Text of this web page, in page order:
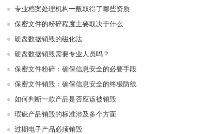
专业档案处理机构一般取得了哪些资质
保密文件的粉碎程度主要取决于什么
硬盘数据销毁的磁化法
硬盘数据销毁需要专业人员吗？
保密文件粉碎：确保信息安全的必要手段
保密文件销毁：确保信息安全的终极防线
如何判断一款产品是否应该被销毁
瑕疵产品销毁的标准涉及多个方面
过期电子产品必须销毁